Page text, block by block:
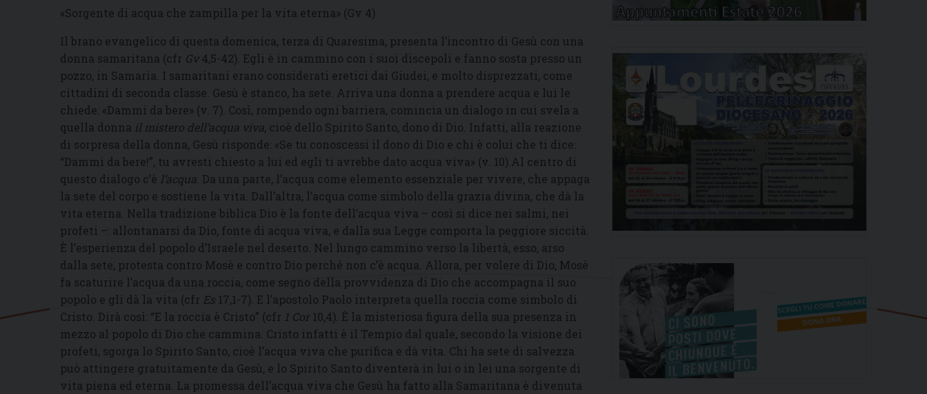
«Sorgente di acqua che zampilla per la vita eterna» (Gv 4)
Il brano evangelico di questa domenica, terza di Quaresima, presenta l’incontro di Gesù con una
donna samaritana (cfr Gv4,5-42). Egli è in cammino con i suoi discepoli e fanno sosta presso un
pozzo, in Samaria. I samaritani erano considerati eretici dai Giudei, e molto disprezzati, come
cittadini di seconda classe. Gesù è stanco, ha sete. Arriva una donna a prendere acqua e lui le
chiede: «Dammi da bere» (v. 7). Così, rompendo ogni barriera, comincia un dialogo in cui svela a
quella donna il mistero dell’acqua viva, cioè dello Spirito Santo, dono di Dio. Infatti, alla reazione
di sorpresa della donna, Gesù risponde: «Se tu conoscessi il dono di Dio e chi è colui che ti dice:
“Dammi da bere!”, tu avresti chiesto a lui ed egli ti avrebbe dato acqua viva» (v. 10).Al centro di
questo dialogo c’è l’acqua . Da una parte, l’acqua come elemento essenziale per vivere, che appaga
la sete del corpo e sostiene la vita. Dall’altra, l’acqua come simbolo della grazia divina, che dà la
vita eterna. Nella tradizione biblica Dio è la fonte dell’acqua viva – così si dice nei salmi, nei
profeti –: allontanarsi da Dio, fonte di acqua viva, e dalla sua Legge comporta la peggiore siccità.
È l’esperienza del popolo d’Israele nel deserto. Nel lungo cammino verso la libertà, esso, arso
dalla sete, protesta contro Mosè e contro Dio perché non c’è acqua. Allora, per volere di Dio, Mosè
fa scaturire l’acqua da una roccia, come segno della provvidenza di Dio che accompagna il suo
popolo e gli dà la vita (cfr Es 17,1-7). E l’apostolo Paolo interpreta quella roccia come simbolo di
Cristo. Dirà così: “E la roccia è Cristo” (cfr 1 Cor10,4). È la misteriosa figura della sua presenza in
mezzo al popolo di Dio che cammina. Cristo infatti è il Tempio dal quale, secondo la visione dei
profeti, sgorga lo Spirito Santo, cioè l’acqua viva che purifica e dà vita. Chi ha sete di salvezza
può attingere gratuitamente da Gesù, e lo Spirito Santo diventerà in lui o in lei una sorgente di
vita piena ed eterna. La promessa dell’acqua viva che Gesù ha fatto alla Samaritana è divenuta